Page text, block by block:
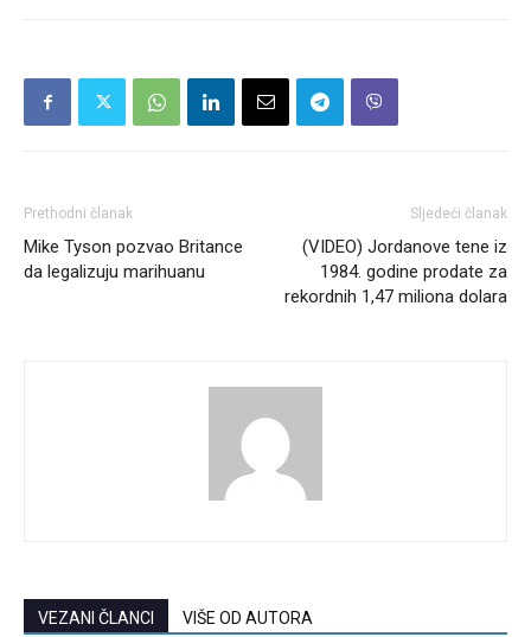
Prethodni članak
Mike Tyson pozvao Britance
da legalizuju marihuanu
Sljedeći članak
(VIDEO) Jordanove tene iz
1984. godine prodate za
rekordnih 1,47 miliona dolara
VEZANI ČLANCI VIŠE OD AUTORA